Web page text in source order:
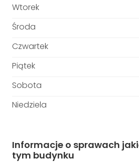
Wtorek
Środa
Czwartek
Piątek
Sobota
Niedziela
Informacje o sprawach
tym budynku